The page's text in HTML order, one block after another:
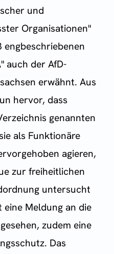
und
Organisationen"
auch der AfD-
erwähnt. Aus
hervor, dass
genannten
als Funktionäre
agieren,
zur freiheitlichen
untersucht
Meldung an die
zudem eine
Das